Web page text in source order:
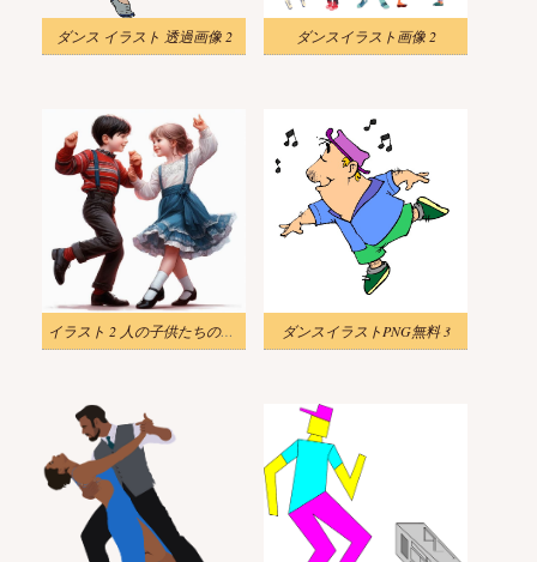
ダンス イラスト 透過画像 2 ダンスイラスト画像 2
イラスト 2 人の子供たちのダンスのイメージ ダンスイラストPNG無料 3